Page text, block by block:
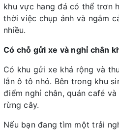
khu vực hang đá có thể trơn
thời việc chụp ảnh và ngắm
nhiều.
Có chỗ gửi xe và nghỉ chân
Có khu gửi xe khá rộng và
lẫn ô tô nhỏ. Bên trong khu
điểm nghỉ chân, quán café
rừng cây.
Nếu bạn đang tìm một trải